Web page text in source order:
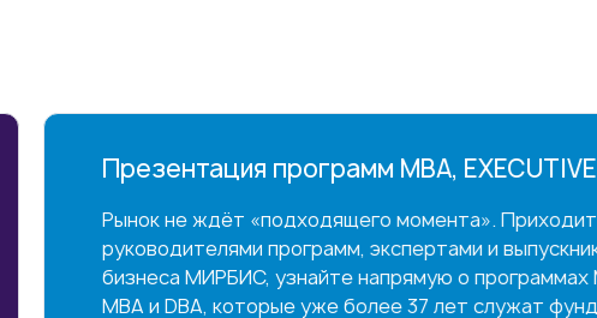
MBA & DBA
на встречу с
Школы
MBA, Executive
фундаментом для